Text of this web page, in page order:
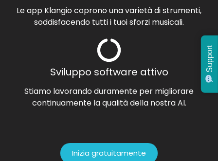
Le app Klangio coprono una varietà di strumenti,
soddisfacendo tutti i tuoi sforzi musicali.
Sviluppo software attivo
Stiamo lavorando duramente per migliorare
continuamente la qualità della nostra AI.
Inizia gratuitamente
Support